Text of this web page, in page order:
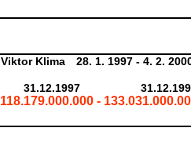
Viktor Klima 28. 1. 1997 - 4. 2.
31.12.1997
118.179.000.000 -